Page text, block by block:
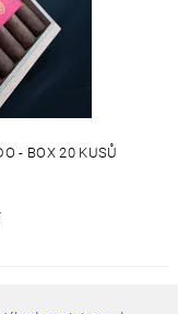
- BOX 20 KUSŮ